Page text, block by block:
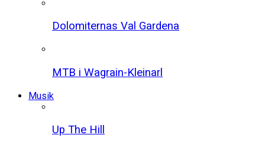
Dolomiternas Val Gardena
MTB i Wagrain-Kleinarl
Musik
Up The Hill